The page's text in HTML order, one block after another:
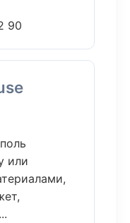
90
или